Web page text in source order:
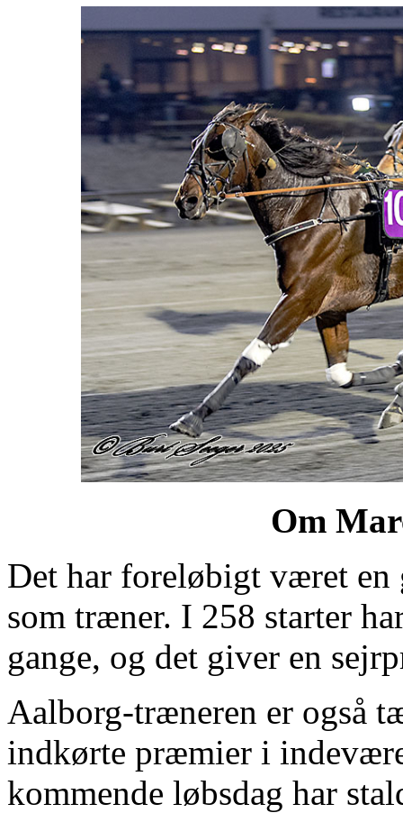
Om
Det har foreløbigt været
som træner. I 258 starter
gange, og det giver en
Aalborg-træneren er også
indkørte præmier i
kommende løbsdag har